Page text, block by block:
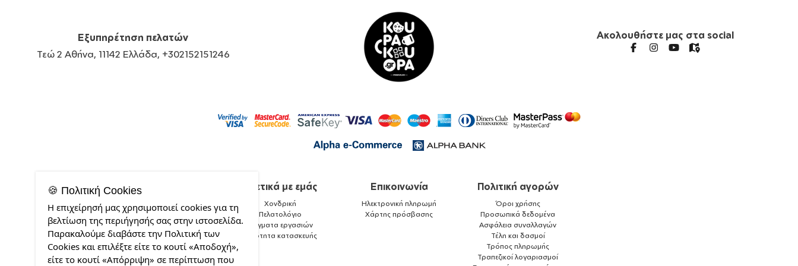
Εξυπηρέτηση πελατών
Τεώ 2 Αθήνα, 11142 Ελλάδα, +302152151246
Ακολουθήστε μας στα social
Σχετικά με εμάς
Χονδρική
Πελατολόγιο
Δείγματα εργασιών
Ποιότητα κατασκευής
Επικοινωνία
Ηλεκτρονική πληρωμή
Χάρτης πρόσβασης
Πολιτική αγορών
Όροι χρήσης
Προσωπικά δεδομένα
Ασφάλεια συναλλαγών
Τέλη και δασμοί
Τρόπος πληρωμής
Τραπεζικοί λογαριασμοί
🍪 Πολιτική Cookies
Η επιχείρησή μας χρησιμοποιεί cookies για τη
βελτίωση της περιήγησής σας στην ιστοσελίδα.
Παρακαλούμε διαβάστε την Πολιτική των
Cookies και επιλέξτε είτε το κουτί «Αποδοχή»,
είτε το κουτί «Απόρριψη» σε περίπτωση που